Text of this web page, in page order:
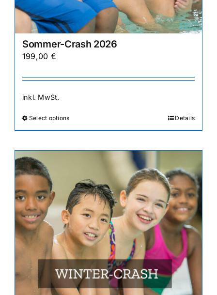
Sommer-Crash 2026
199,00 €
inkl. MwSt.
Select optionsDieses
Produkt
auf.
Die
Optionen
können
auf
der
Produktseite
gewählt
werden
Details